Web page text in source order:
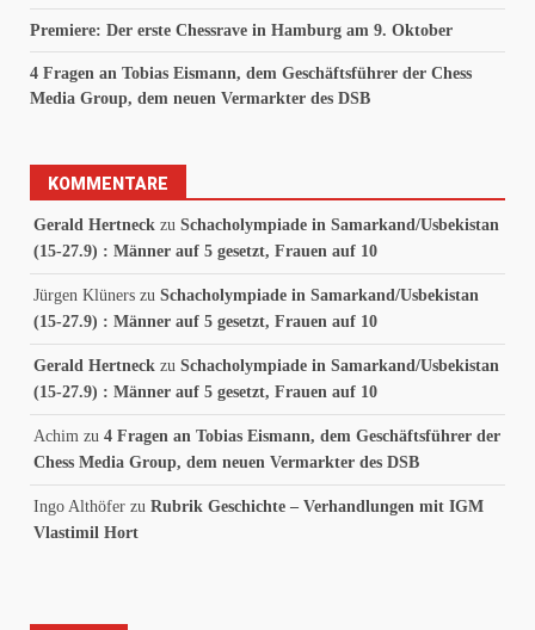
Premiere: Der erste Chessrave in Hamburg am 9. Oktober
4 Fragen an Tobias Eismann, dem Geschäftsführer der Chess
Media Group, dem neuen Vermarkter des DSB
KOMMENTARE
Gerald Hertneck zu Schacholympiade in Samarkand/Usbekistan
(15-27.9) : Männer auf 5 gesetzt, Frauen auf 10
Jürgen Klüners zu Schacholympiade in Samarkand/Usbekistan
(15-27.9) : Männer auf 5 gesetzt, Frauen auf 10
Gerald Hertneck zu Schacholympiade in Samarkand/Usbekistan
(15-27.9) : Männer auf 5 gesetzt, Frauen auf 10
Achim zu 4 Fragen an Tobias Eismann, dem Geschäftsführer der
Chess Media Group, dem neuen Vermarkter des DSB
Ingo Althöfer zu Rubrik Geschichte – Verhandlungen mit IGM
Vlastimil Hort